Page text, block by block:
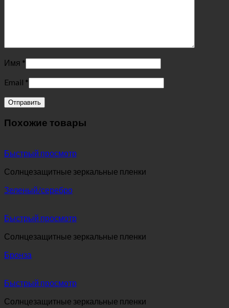
Имя *
Email *
Похожие товары
Быстрый просмотр
Солнцезащитные зеркальные пленки
Зеленый/серебро
Быстрый просмотр
Солнцезащитные зеркальные пленки
Бронза
Быстрый просмотр
Солнцезащитные зеркальные пленки